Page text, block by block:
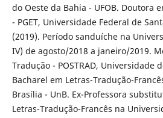
do Oeste da Bahia - UFOB. Doutora
- PGET, Universidade Federal de
(2019). Período sanduíche na
IV) de agosto/2018 a janeiro/2019.
Tradução - POSTRAD, Universidade
Bacharel em Letras-Tradução-
Brasília - UnB. Ex-Professora
Letras-Tradução-Francês na